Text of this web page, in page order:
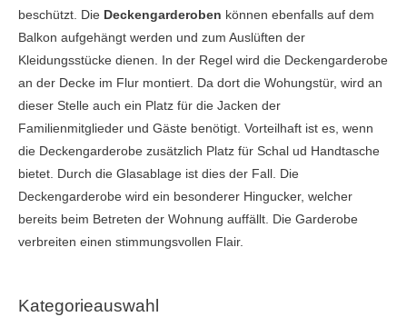
Kategorieauswahl
beschützt. Die Deckengarderoben können ebenfalls auf dem
Balkon aufgehängt werden und zum Auslüften der
Kleidungsstücke dienen. In der Regel wird die Deckengarderobe
an der Decke im Flur montiert. Da dort die Wohungstür, wird an
dieser Stelle auch ein Platz für die Jacken der
Familienmitglieder und Gäste benötigt. Vorteilhaft ist es, wenn
die Deckengarderobe zusätzlich Platz für Schal ud Handtasche
bietet. Durch die Glasablage ist dies der Fall. Die
Deckengarderobe wird ein besonderer Hingucker, welcher
bereits beim Betreten der Wohnung auffällt. Die Garderobe
verbreiten einen stimmungsvollen Flair.